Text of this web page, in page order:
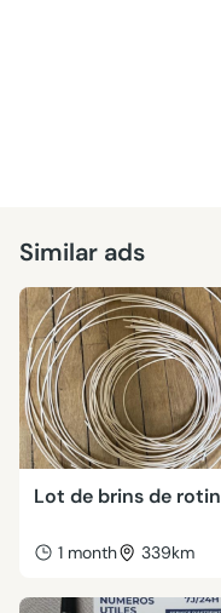
Similar ads
Lot de brins de rotin
1 month 339km